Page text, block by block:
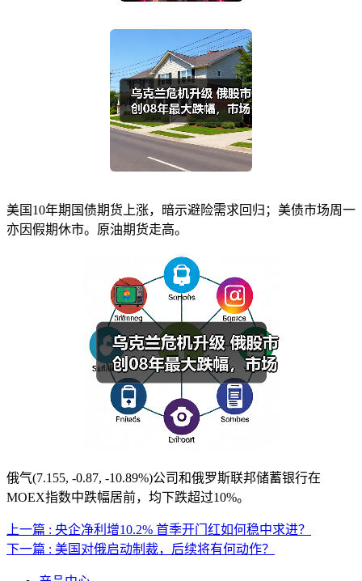
美国10年期国债期货上涨，暗示避险需求回归；美债市场周一
亦因假期休市。原油期货走高。
俄气(7.155, -0.87, -10.89%)公司和俄罗斯联邦储蓄银行在
MOEX指数中跌幅居前，均下跌超过10%。
上一篇 : 央企净利增10.2% 首季开门红如何稳中求进？
下一篇 : 美国对俄启动制裁，后续将有何动作？